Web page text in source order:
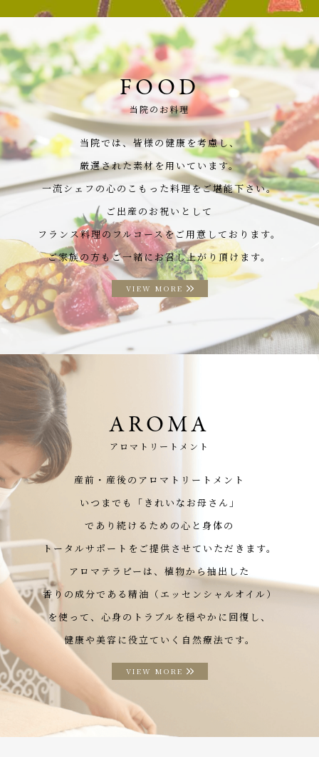
FOOD
当院のお料理
当院では、皆様の健康を考慮し、
厳選された素材を用いています。
一流シェフの心のこもった料理をご堪能下さい。
ご出産のお祝いとして
フランス料理のフルコースをご用意しております。
ご家族の方もご一緒にお召し上がり頂けます。
VIEW MORE
AROMA
アロマトリートメント
産前・産後のアロマトリートメント
いつまでも「きれいなお母さん」
であり続けるための心と身体の
トータルサポートをご提供させていただきます。
アロマテラピーは、植物から抽出した
香りの成分である精油（エッセンシャルオイル）
を使って、心身のトラブルを穏やかに回復し、
健康や美容に役立ていく自然療法です。
VIEW MORE